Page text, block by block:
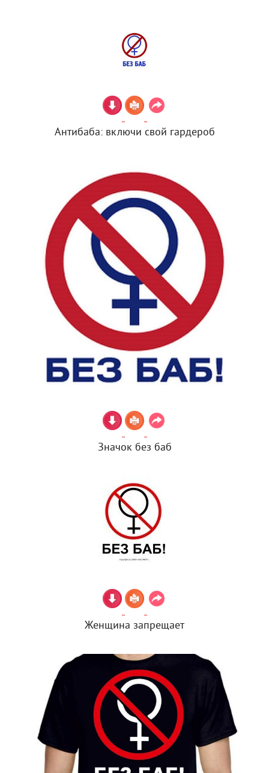
Антибаба: включи свой гардероб
Значок без баб
Женщина запрещает